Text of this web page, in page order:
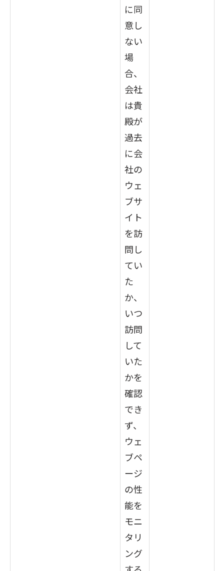
に同
意し
ない
場
合、
会社
は貴
殿が
過去
に会
社の
ウェ
ブサ
イト
を訪
問し
てい
た
か、
いつ
訪問
して
いた
かを
確認
でき
ず、
ウェ
ブペ
ージ
の性
能を
モニ
タリ
ング